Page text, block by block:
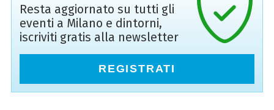
Resta aggiornato su tutti gli
eventi a Milano e dintorni,
iscriviti gratis alla newsletter
REGISTRATI